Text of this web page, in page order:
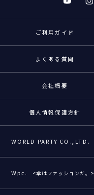
ご利用ガイド
よくある質問
会社概要
個人情報保護方針
WORLD PARTY CO.,LTD.
Wpc. <傘はファッションだ。>